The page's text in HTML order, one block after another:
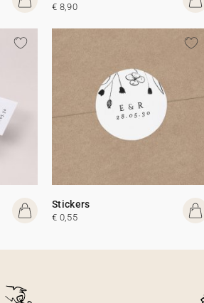
€ 8,90
Stickers
€ 0,55